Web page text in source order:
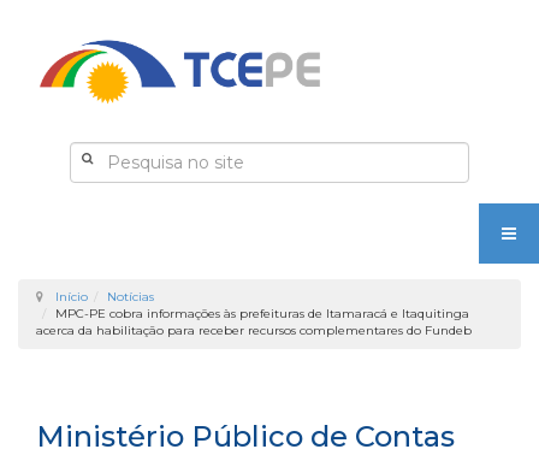
Início
Notícias
MPC-PE cobra informações às prefeituras de Itamaracá e Itaquitinga
acerca da habilitação para receber recursos complementares do Fundeb
Ministério Público de Contas